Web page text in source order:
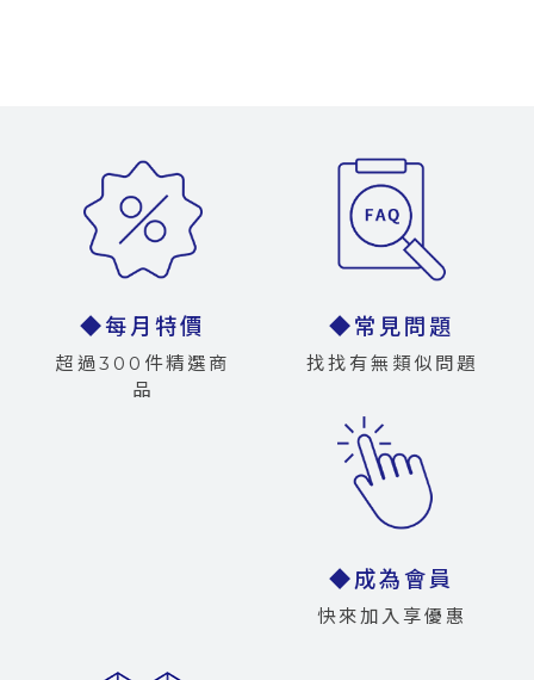
◆每月特價
超過300件精選商
品
◆常見問題
找找有無類似問題
◆成為會員
快來加入享優惠